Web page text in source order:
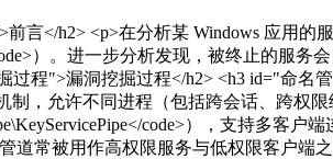
言</h2> <p>在分析某 Windows 应用的
）。进一步分析发现，被终止的服务
程">漏洞挖掘过程</h2> <h3 id="命名
制，允许不同进程（包括跨会话、跨权
code>），支持多客户
道常被用作高权限服务与低权限客户端